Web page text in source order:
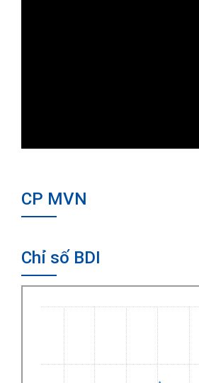
CP MVN
Chỉ số BDI